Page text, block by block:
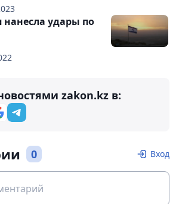
удары по
zakon.kz в:
0 Вход